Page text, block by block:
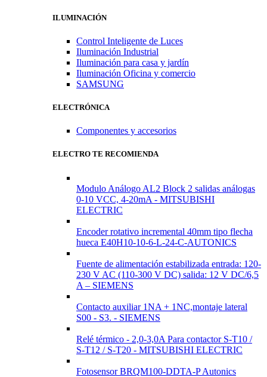
ILUMINACIÓN
Control Inteligente de Luces
Iluminación Industrial
Iluminación para casa y jardín
Iluminación Oficina y comercio
SAMSUNG
ELECTRÓNICA
Componentes y accesorios
ELECTRO TE RECOMIENDA
Modulo Análogo AL2 Block 2 salidas análogas
0-10 VCC, 4-20mA - MITSUBISHI
ELECTRIC
Encoder rotativo incremental 40mm tipo flecha
hueca E40H10-10-6-L-24-C-AUTONICS
Fuente de alimentación estabilizada entrada: 120-
230 V AC (110-300 V DC) salida: 12 V DC/6,5
A – SIEMENS
Contacto auxiliar 1NA + 1NC,montaje lateral
S00 - S3. - SIEMENS
Relé térmico - 2,0-3,0A Para contactor S-T10 /
S-T12 / S-T20 - MITSUBISHI ELECTRIC
Fotosensor BRQM100-DDTA-P Autonics